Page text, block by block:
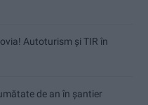
Autoturism și TIR în
de an în șantier